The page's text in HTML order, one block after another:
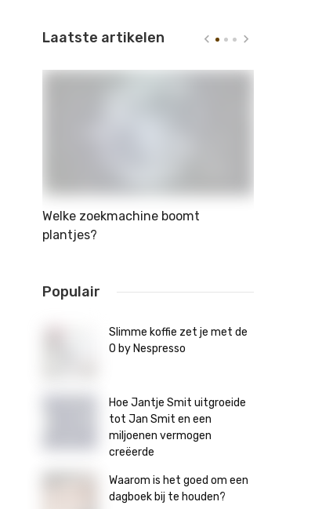
Laatste artikelen
Welke zoekmachine boomt
plantjes?
Populair
Slimme koffie zet je met de
O by Nespresso
Hoe Jantje Smit uitgroeide
tot Jan Smit en een
miljoenen vermogen
creëerde
Waarom is het goed om een
dagboek bij te houden?